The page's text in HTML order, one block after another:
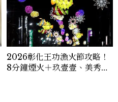
、Banyan Tree、IHG、Ma
團。 策劃並執行超過7
「MC開房間」、260 篇以上
包」盤點類文章，致力用專業視
最新話題、兼具風格與實用的高
內容。 Contact：ben
2026彰化王功漁火節攻略！
8分鐘煙火＋玖壹壹、美秀集